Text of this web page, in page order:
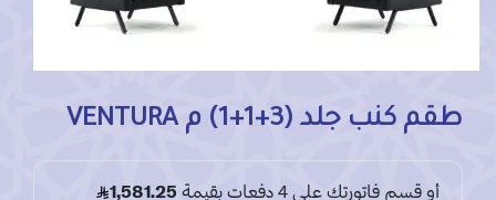
طقم كنب جلد (3+1+1) م VENTURA